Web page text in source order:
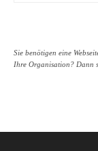
Sie benötigen eine
Ihre Organisation? Dann